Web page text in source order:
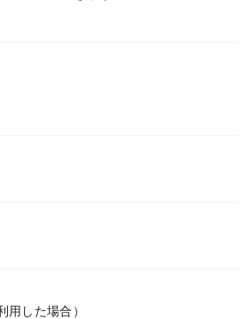
用した場合）